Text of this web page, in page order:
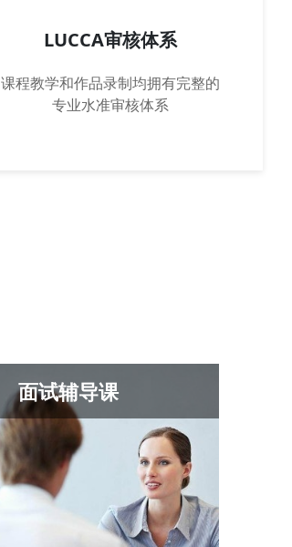
LUCCA审核体系
课程教学和作品录制均拥有完整的
专业水准审核体系
面试辅导课